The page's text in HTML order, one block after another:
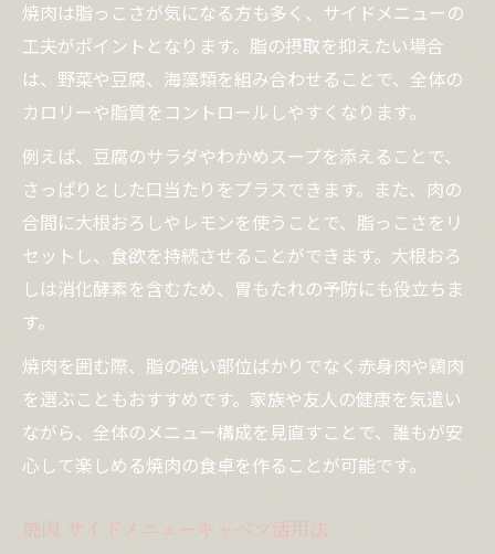
焼肉は脂っこさが気になる方も多く、サイドメニューの
工夫がポイントとなります。脂の摂取を抑えたい場合
は、野菜や豆腐、海藻類を組み合わせることで、全体の
カロリーや脂質をコントロールしやすくなります。
例えば、豆腐のサラダやわかめスープを添えることで、
さっぱりとした口当たりをプラスできます。また、肉の
合間に大根おろしやレモンを使うことで、脂っこさをリ
セットし、食欲を持続させることができます。大根おろ
しは消化酵素を含むため、胃もたれの予防にも役立ちま
す。
焼肉を囲む際、脂の強い部位ばかりでなく赤身肉や鶏肉
を選ぶこともおすすめです。家族や友人の健康を気遣い
ながら、全体のメニュー構成を見直すことで、誰もが安
心して楽しめる焼肉の食卓を作ることが可能です。
焼肉 サイドメニューキャベツ活用法